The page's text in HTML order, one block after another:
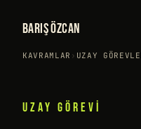
BARIŞ ÖZCAN
KAVRAMLAR › UZAY
UZAY GÖREVI